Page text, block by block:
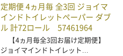
定期便 4ヵ月毎 全3回 ジョイマ
インドトイレットペーパー ダブ
ル 計72ロール 57461964
【4ヵ月毎全3回お届け定期便】
ジョイマインドトイレット…